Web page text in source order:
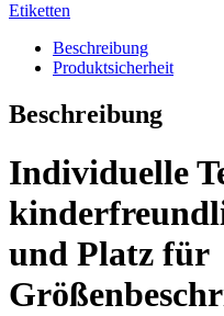
Etiketten
Beschreibung
Produktsicherheit
Beschreibung
Individuelle
und Platz für